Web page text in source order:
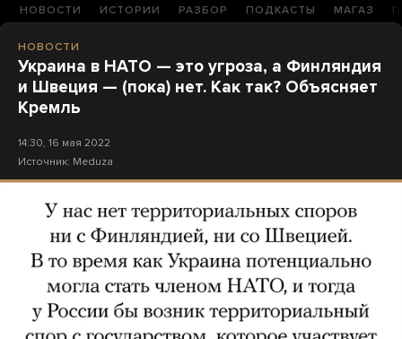
НОВОСТИ ИСТОРИИ РАЗБОР ПОДКАСТЫ МАГАЗ
НОВОСТИ
Украина в НАТО — это угроза, а Финляндия
и Швеция — (пока) нет. Как так? Объясняет
Кремль
14:30, 16 мая 2022
Источник: Meduza